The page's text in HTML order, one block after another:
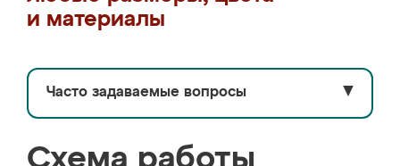
и материалы
Часто задаваемые вопросы ▼